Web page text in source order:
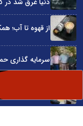
از قهوه تا آب؛
سرمایه گذاری
چگونه قیمت